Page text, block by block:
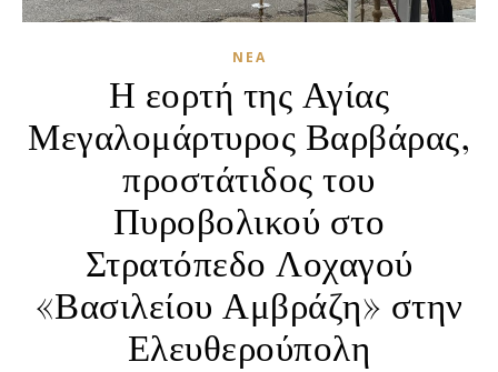
ΝΈΑ
Η εορτή της Αγίας
Μεγαλομάρτυρος Βαρβάρας,
προστάτιδος του
Πυροβολικού στο
Στρατόπεδο Λοχαγού
«Βασιλείου Αμβράζη» στην
Ελευθερούπολη